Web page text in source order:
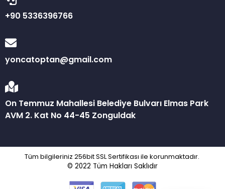
+90 5336396766
yoncatoptan@gmail.com
On Temmuz Mahallesi Belediye Bulvarı Elmas Park
AVM 2. Kat No 44-45 Zonguldak
Tüm bilgileriniz 256bit SSL Sertifikası ile korunmaktadır.
© 2022 Tüm Hakları Saklıdır